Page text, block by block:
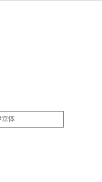
立体